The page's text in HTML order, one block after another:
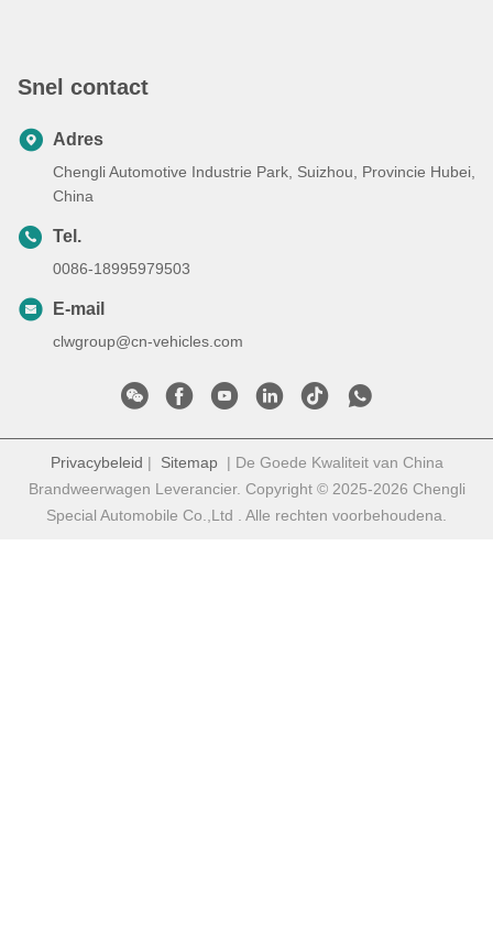
Snel contact
Adres
Chengli Automotive Industrie Park, Suizhou, Provincie Hubei,
China
Tel.
0086-18995979503
E-mail
clwgroup@cn-vehicles.com
Privacybeleid | Sitemap| De Goede Kwaliteit van China
Brandweerwagen Leverancier. Copyright © 2025-2026 Chengli
Special Automobile Co.,Ltd . Alle rechten voorbehoudena.